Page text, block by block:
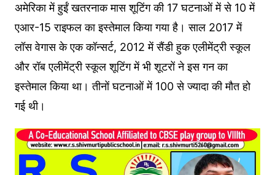
अमेरिका में हुईं खतरनाक मास शूटिंग की 17 घटनाओं में से 10 में
एआर-15 राइफल का इस्तेमाल किया गया है। साल 2017 में
लॉस वेगास के एक कॉन्सर्ट, 2012 में सैंडी हुक एलीमेंट्री स्कूल
और रॉब एलीमेंट्री स्कूल शूटिंग में भी शूटरों ने इस गन का
इस्तेमाल किया था। तीनों घटनाओं में 100 से ज्यादा की मौत हो
गई थी।